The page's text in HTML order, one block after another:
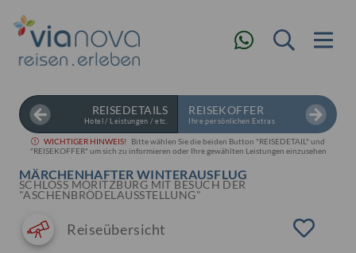
REISEDETAILS
Hotel / Leistungen / etc.
REISEKOFFER
Ihre persönlichen Extras
WICHTIGER HINWEIS!
Bitte wählen Sie die beiden Button "REISEDETAIL" und
"REISEKOFFER" um sich zu informieren oder Ihre gewählten Leistungen einzusehen
MÄRCHENHAFTER WINTERAUSFLUG
SCHLOSS MORITZBURG MIT BESUCH DER
"ASCHENBRÖDELAUSSTELLUNG"
Reiseübersicht